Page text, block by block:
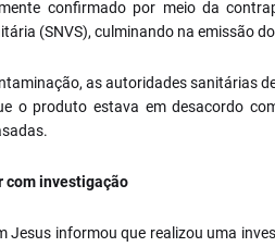
confirmado por meio da
(SNVS), culminando na emissão
as autoridades sanitárias
o produto estava em desacordo
com investigação
Jesus informou que realizou uma